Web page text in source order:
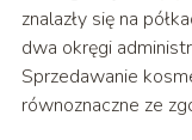
znalazły się na
dwa okręgi
Sprzedawanie
równoznaczne ze